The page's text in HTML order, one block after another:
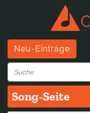
Neu-Einträge
Song-Seite